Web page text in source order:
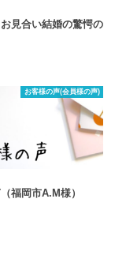
見合い結婚の驚愕の
お客様の声(会員様の声)
福岡市A.M様）